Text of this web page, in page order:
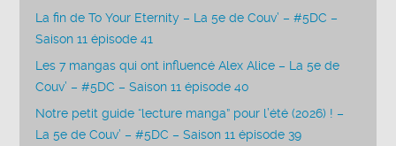
La fin de To Your Eternity – La 5e de Couv’ – #5DC –
Saison 11 épisode 41
Les 7 mangas qui ont influencé Alex Alice – La 5e de
Couv’ – #5DC – Saison 11 épisode 40
Notre petit guide “lecture manga” pour l’été (2026) ! –
La 5e de Couv’ – #5DC – Saison 11 épisode 39